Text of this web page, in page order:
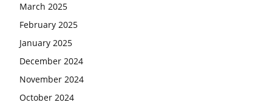
March 2025
February 2025
January 2025
December 2024
November 2024
October 2024